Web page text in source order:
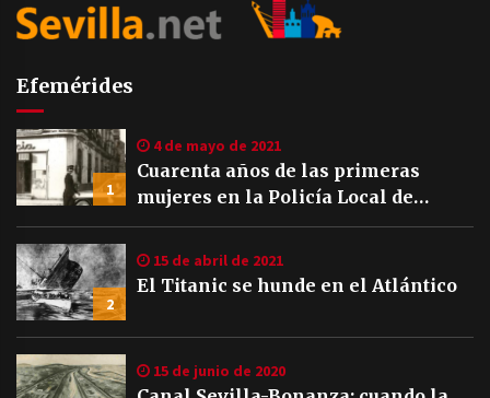
Efemérides
1
4 de mayo de 2021
Cuarenta años de las primeras
mujeres en la Policía Local de
Sevilla
2
15 de abril de 2021
El Titanic se hunde en el Atlántico
15 de junio de 2020